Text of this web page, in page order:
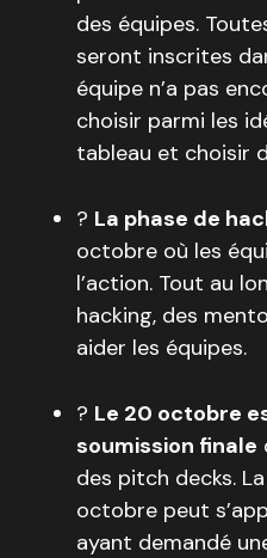
des équipes.
seront inscrites
équipe n’a pas
choisir parmi les
tableau et choisir
? La phase de
octobre où les
l’action. Tout au
hacking, des
aider les équipes.
? Le 20 octobre
soumission finale
des pitch decks.
octobre peut
ayant demandé